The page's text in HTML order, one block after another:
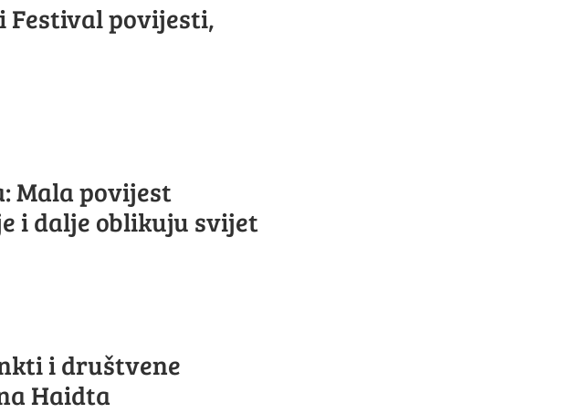
Festival povijesti,
Mala povijest
i dalje oblikuju svijet
i društvene
Haidta